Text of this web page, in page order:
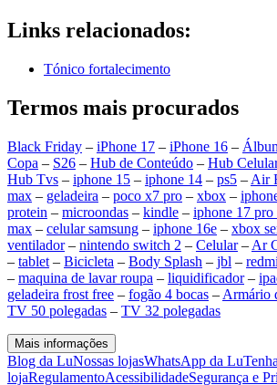
Links relacionados:
Tónico fortalecimento
Termos mais procurados
Black Friday – iPhone 17 – iPhone 16 –
Copa – S26 – Hub de Conteúdo – Hub
Hub Tvs – iphone 15 – iphone 14 – ps5 – Air
max – geladeira – poco x7 pro – xbox –
protein – microondas – kindle – iphone 17 pro
max – celular samsung – iphone 16e – xbox
ventilador– nintendo switch 2 – Celular– Ar
– tablet – Bicicleta – Body Splash – jbl –
– maquina de lavar roupa – liquidificador–
geladeira frost free – fogão 4 bocas – Armário
TV 50 polegadas – TV 32 polegadas
Mais informações
Blog da LuNossas lojasWhatsApp da Lu
lojaRegulamentoAcessibilidadeSegurança e